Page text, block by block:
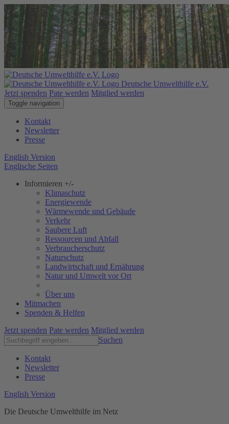
Deutsche Umwelthilfe e.V.
Jetzt spenden Pate werden Mitglied werden
Toggle navigation
Kontakt
Newsletter
Presse
English Version
Englische Seiten
Informieren +/-
Klimaschutz
Energiewende
Wärmewende und Gebäude
Verkehr
Saubere Luft
Ressourcen und Abfall
Verbraucherschutz
Naturschutz
Landwirtschaft und Ernährung
Natur und Umwelt vor Ort
Über uns
Mitmachen
Spenden & Helfen
Jetzt spenden Pate werden Mitglied werden
Suchen
Kontakt
Newsletter
Presse
English Version
Die Deutsche Umwelthilfe im Netz